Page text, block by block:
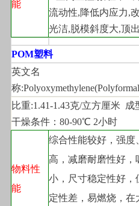
能
流动性,降低内应力,
光洁,脱模斜度大,顶
POM塑料
英文名
称
比重:1.41-1.43克/立方厘米
干燥条件：80-90℃ 2小时
物料性
能
综合性能较好，强度
高，减磨耐磨性好，
小，尺寸稳定性好，
定性差，易燃烧，在